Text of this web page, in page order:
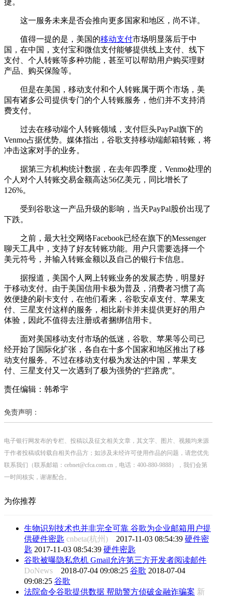
这一服务未来是否会推向更多国家和地区，尚不详。
值得一提的是，美国的移动支付市场明显落后于中
国，在中国，支付宝和微信支付能够提供线上支付、线下
支付、个人转账等多种功能，甚至可以帮助用户购买理财
产品、购买保险等。
但是在美国，移动支付和个人转账属于两个市场，美
国有诸多公司提供专门的个人转账服务，他们并不支持消
费支付。
过去在移动端个人转账领域，支付巨头PayPal旗下的
Venmo占据优势。媒体指出，谷歌支持移动端邮箱转账，将
冲击这家对手的业务。
据第三方机构统计数据，在去年四季度，Venmo处理的
个人对个人转账交易金额高达56亿美元，同比增长了
126%。
受到谷歌这一产品升级的影响，当天PayPal股价出现了
下跌。
之前，最大社交网络Facebook已经在旗下的Messenger
聊天工具中，支持了好友转账功能。用户只需要选择一个
美元符号，并输入转账金额以及自己的银行卡信息。
据报道，美国个人网上转账业务的发展态势，明显好
于移动支付。由于美国信用卡极为普及，消费者习惯了高
效便捷的刷卡支付，在他们看来，谷歌安卓支付、苹果支
付、三星支付这样的服务，相比刷卡并未提供更好的用户
体验，因此不值得去注册或者捆绑信用卡。
面对美国移动支付市场的低迷，谷歌、苹果等公司已
经开始了国际化扩张，各自在十多个国家和地区推出了移
动支付服务。不过在移动支付极为发达的中国，苹果支
付、三星支付又一次遇到了极为强势的“拦路虎”。
责任编辑：韩希宇
免责声明：
电子银行网发布的专栏、投稿以及征文相关文章，其文字、图片、视频均来源
于作者投稿或转载自相关作品方；如涉及未经许可使用作品的问题，请您优先
联系我们（联系邮箱：cebnet@cfca.com.cn，电话：400-880-9888），我们会第
一时间核实，谢谢配合。
为你推荐
生物识别技术也并非完全可靠 谷歌为企业邮箱用户提
供硬件密匙 cnbeta(杭州) 2017-11-03 08:54:39 硬件密
匙 2017-11-03 08:54:39 硬件密匙
谷歌被曝隐私危机 Gmail允许第三方开发者阅读邮件
DoNews 2018-07-04 09:08:25 谷歌 2018-07-04
09:08:25 谷歌
法院命令谷歌提供数据 帮助警方侦破金融诈骗案 新